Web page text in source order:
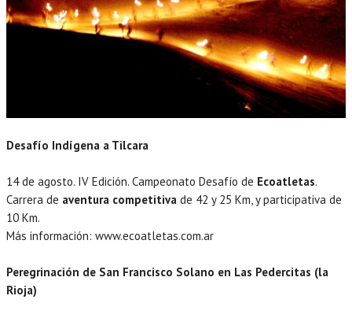
Desafío Indígena a Tilcara
14 de agosto. IV Edición. Campeonato Desafío de Ecoatletas.
Carrera de aventura competitiva de 42 y 25 Km, y participativa de
10 Km.
Más información: www.ecoatletas.com.ar
Peregrinación de San Francisco Solano en Las Pedercitas (la
Rioja)